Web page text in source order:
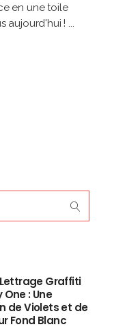
en une toile
aujourd'hui !
Lettrage Graffiti
One : Une
de Violets et de
Fond Blanc